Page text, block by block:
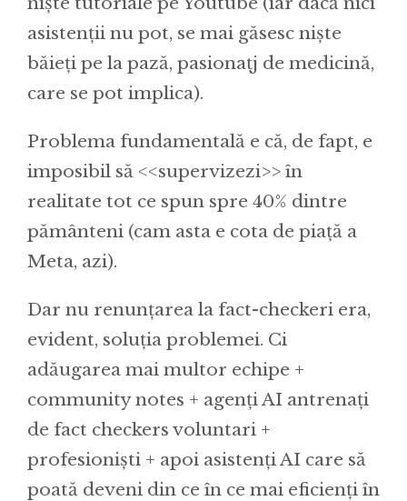
asistenții nu pot, se mai găsesc niște
băieți pe la pază, pasionațj de medicină,
care se pot implica).
Problema fundamentală e că, de fapt, e
imposibil să <<supervizezi>> în
realitate tot ce spun spre 40% dintre
pământeni (cam asta e cota de piață a
Meta, azi).
Dar nu renunțarea la fact-checkeri era,
evident, soluția problemei. Ci
adăugarea mai multor echipe +
community notes + agenți AI antrenați
de fact checkers voluntari +
profesioniști + apoi asistenți AI care să
poată deveni din ce în ce mai eficienți în